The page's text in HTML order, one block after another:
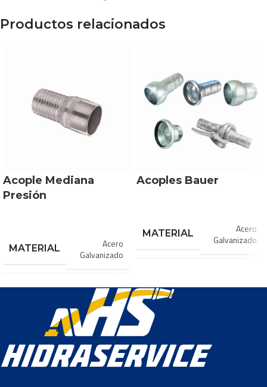
DIÁMETROS
DISPONIBLES
1/2″
1/4″
3 1/2
DISPONIBLES
Productos relacionados
Acople Mediana
Presión
MATERIAL
Acero
Galvanizado
DIÁMETROS
DISPONIBLES
1 1/2″,1
1/4″ ,1″,
1/2″
2
1/2″
2″,
3″,3/4″,
4″,5″,
5/8″ ,6″
Acoples Bauer
MATERIAL
Acero
Galvanizado
DISPONIBLES
4″,5″,6″,
PRESIÓN DE
TRABAJO